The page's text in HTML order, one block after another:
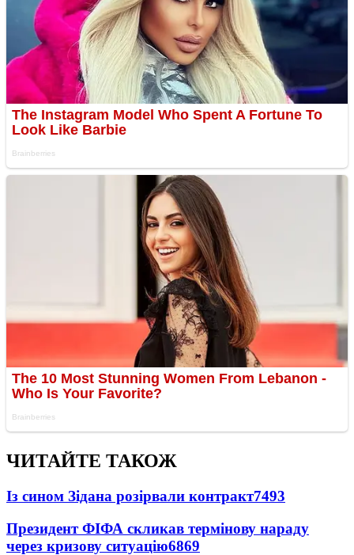
ЧИТАЙТЕ ТАКОЖ
Із сином Зідана розірвали контракт7493
Президент ФІФА скликав термінову нараду
через кризову ситуацію6869